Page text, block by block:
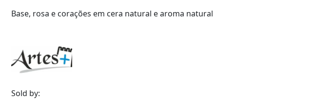
Base, rosa e corações em cera natural e aroma natural
Sold by: